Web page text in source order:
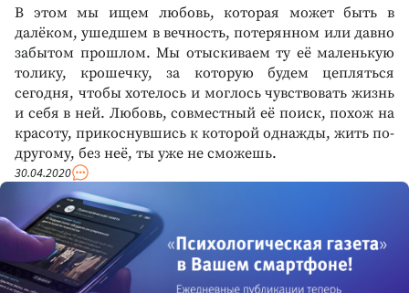
В этом мы ищем любовь, которая может быть в
далёком, ушедшем в вечность, потерянном или давно
забытом прошлом. Мы отыскиваем ту её маленькую
толику, крошечку, за которую будем цепляться
сегодня, чтобы хотелось и моглось чувствовать жизнь
и себя в ней. Любовь, совместный её поиск, похож на
красоту, прикоснувшись к которой однажды, жить по-
другому, без неё, ты уже не сможешь.
30.04.2020